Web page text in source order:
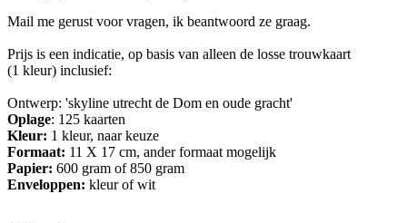
Mail me gerust voor vragen, ik beantwoord ze graag.
Prijs is een indicatie, op basis van alleen de losse trouwkaart
(1 kleur) inclusief:
Ontwerp: 'skyline utrecht de Dom en oude gracht'
Oplage: 125 kaarten
Kleur: 1 kleur, naar keuze
Formaat: 11 X 17 cm, ander formaat mogelijk
Papier: 600 gram of 850 gram
Enveloppen: kleur of wit